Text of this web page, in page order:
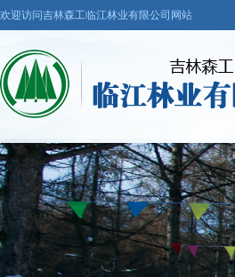
欢迎访问吉林森工临江林业有限公司网站